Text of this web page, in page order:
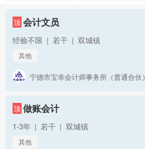
顶 会计文员
经验不限 | 若干 | 双城镇
其他
宁德市宝幸会计师事务所（普通合伙）
顶 做账会计
1-3年 | 若干 | 双城镇
其他